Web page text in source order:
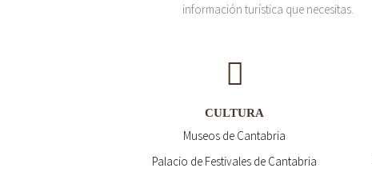
información turística que necesitas.
CULTURA
Museos de Cantabria
Palacio de Festivales de Cantabria